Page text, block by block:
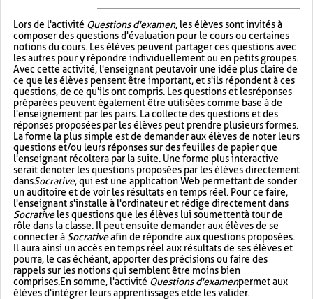
Lors de l'activité Questions d'examen, les élèves sont invités à
composer des questions d'évaluation pour le cours ou certaines
notions du cours. Les élèves peuvent partager ces questions avec
les autres pour y répondre individuellement ou en petits groupes.
Avec cette activité, l'enseignant peut avoir une idée plus claire de
ce que les élèves pensent être important, et s'ils répondent à ces
questions, de ce qu'ils ont compris. Les questions et les réponses
préparées peuvent également être utilisées comme base à de
l'enseignement par les pairs. La collecte des questions et des
réponses proposées par les élèves peut prendre plusieurs formes.
La forme la plus simple est de demander aux élèves de noter leurs
questions et/ou leurs réponses sur des feuilles de papier que
l'enseignant récoltera par la suite. Une forme plus interactive
serait de noter les questions proposées par les élèves directement
dansSocrative, qui est une application Web permettant de sonder
un auditoire et de voir les résultats en temps réel. Pour ce faire,
l'enseignant s'installe à l'ordinateur et rédige directement dans
Socrativeles questions que les élèves lui soumettent à tour de
rôle dans la classe. Il peut ensuite demander aux élèves de se
connecter à Socrativeafin de répondre aux questions proposées.
Il aura ainsi un accès en temps réel aux résultats de ses élèves et
pourra, le cas échéant, apporter des précisions ou faire des
rappels sur les notions qui semblent être moins bien
comprises. En somme, l'activité Questions d'examenpermet aux
élèves d'intégrer leurs apprentissages et de les valider.